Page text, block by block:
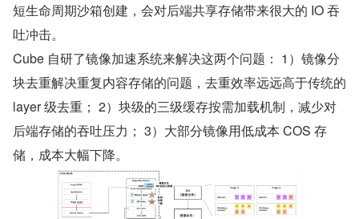
短生命周期沙箱创建，会对后端共享存储带来很大的 IO 吞
吐冲击。
Cube 自研了镜像加速系统来解决这两个问题： 1）镜像分
块去重解决重复内容存储的问题，去重效率远远高于传统的
layer 级去重； 2）块级的三级缓存按需加载机制，减少对
后端存储的吞吐压力； 3）大部分镜像用低成本 COS 存
储，成本大幅下降。